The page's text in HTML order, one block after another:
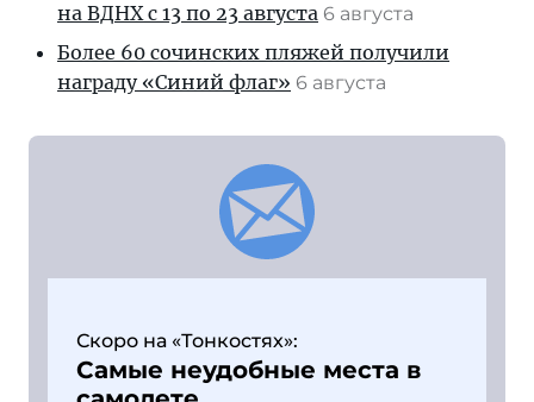
на ВДНХ с 13 по 23 августа 6 августа
Более 60 сочинских пляжей получили
награду «Синий флаг» 6 августа
Скоро на «Тонкостях»:
Самые неудобные места в